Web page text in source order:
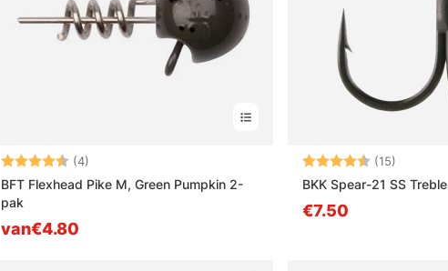
Beoordeling:(4)
BFT Flexhead Pike M, Green Pumpkin 2-
pak
van€4.80
Beoordeling:(15)
BKK Spear-21 SS Treble
€7.50